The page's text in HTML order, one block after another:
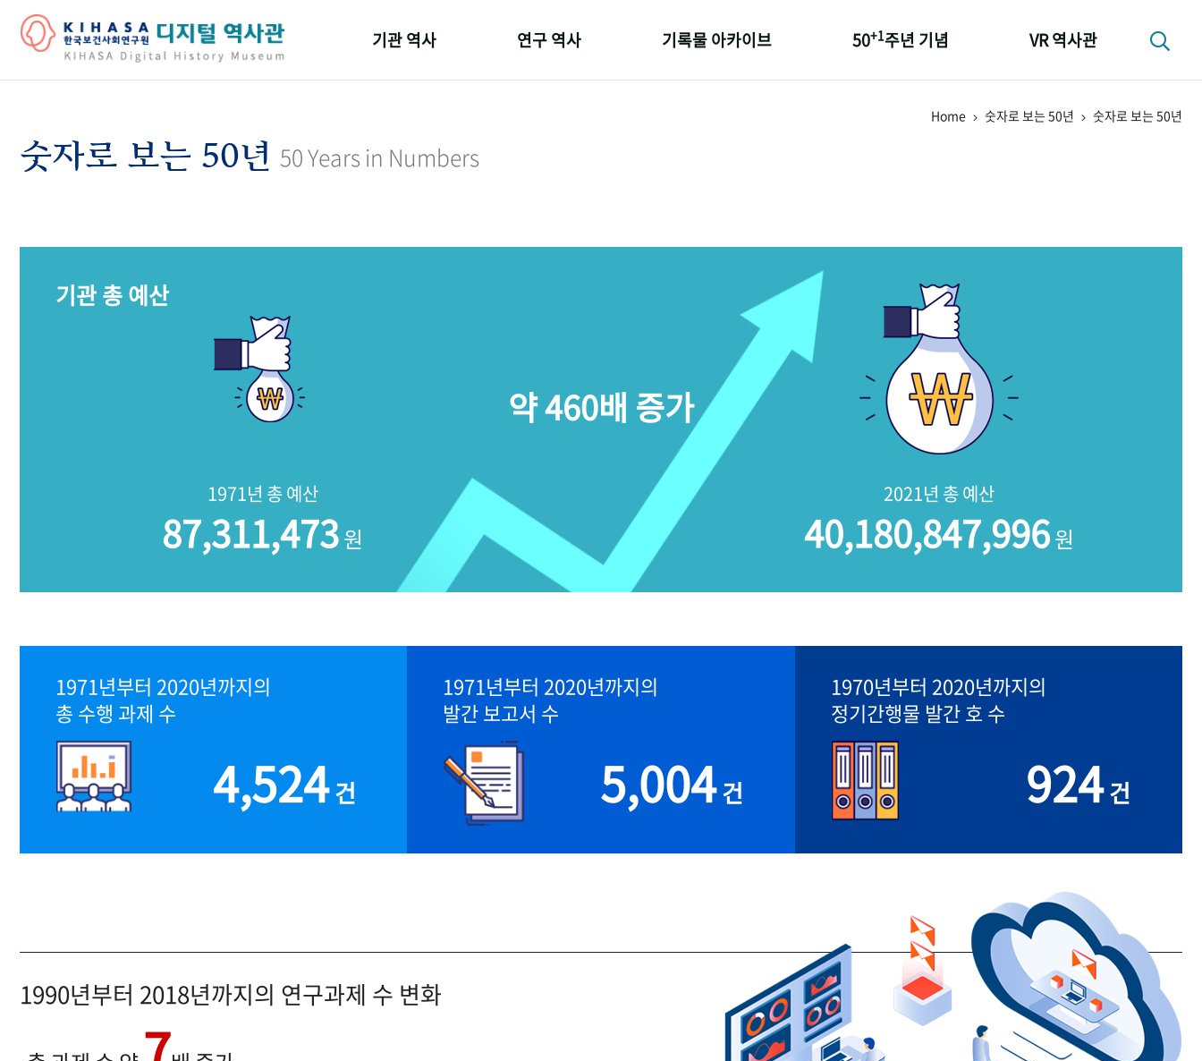
기관 역사 연구 역사 기록물 아카이브 50+1주년 기념 VR 역사관
Home 숫자로 보는 50년 숫자로 보는 50년
숫자로 보는 50년 50 Years in Numbers
기관 총 예산
1971년 총 예산
87,311,473원
2021년 총 예산
40,180,847,996원
약 460배 증가
1971년부터 2020년까지의
총 수행 과제 수
4,524건
1971년부터 2020년까지의
발간 보고서 수
5,004건
1970년부터 2020년까지의
정기간행물 발간 호 수
924건
1990년부터 2018년까지의 연구과제 수 변화